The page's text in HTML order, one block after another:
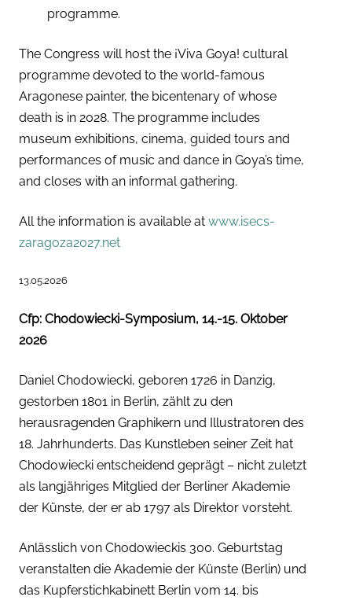
programme.
The Congress will host the ¡Viva Goya! cultural
programme devoted to the world-famous
Aragonese painter, the bicentenary of whose
death is in 2028. The programme includes
museum exhibitions, cinema, guided tours and
performances of music and dance in Goya’s time,
and closes with an informal gathering.
All the information is available at www.isecs-
zaragoza2027.net
13.05.2026
Cfp: Chodowiecki-Symposium, 14.-15. Oktober
2026
Daniel Chodowiecki, geboren 1726 in Danzig,
gestorben 1801 in Berlin, zählt zu den
herausragenden Graphikern und Illustratoren des
18. Jahrhunderts. Das Kunstleben seiner Zeit hat
Chodowiecki entscheidend geprägt – nicht zuletzt
als langjähriges Mitglied der Berliner Akademie
der Künste, der er ab 1797 als Direktor vorsteht.
Anlässlich von Chodowieckis 300. Geburtstag
veranstalten die Akademie der Künste (Berlin) und
das Kupferstichkabinett Berlin vom 14. bis